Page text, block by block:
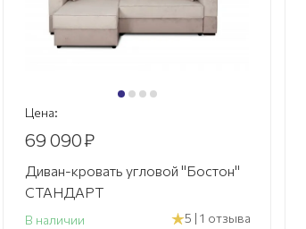
Цена:
69 090₽
Диван-кровать угловой "Бостон"
СТАНДАРТ
В наличии 5 | 1 отзыва